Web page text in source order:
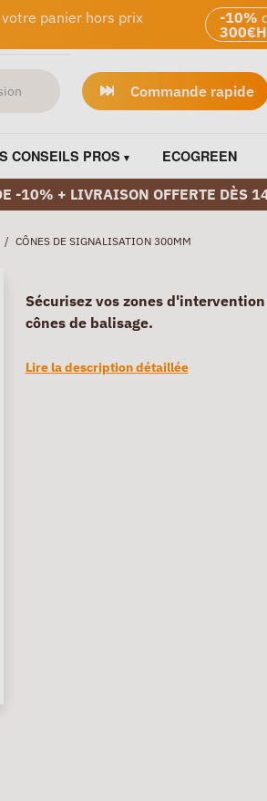
panier hors prix
-10%
Commande rapide
CONSEILS PROS ECOGREEN
-10% + LIVRAISON OFFERTE DÈS
/ CÔNES DE SIGNALISATION 300MM
Sécurisez vos zones d'intervention
cônes de balisage.
Lire la description détaillée